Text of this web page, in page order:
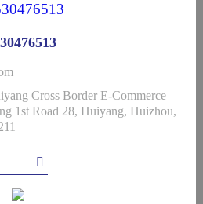
Cross Border E-Commerce
1st Road 28, Huiyang, Huizhou,